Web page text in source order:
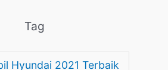
Tag
Hyundai 2021 Terbaik